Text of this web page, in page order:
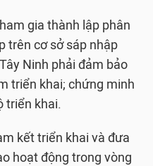
gia thành lập phân
trên cơ sở sáp nhập
Ninh phải đảm bảo
triển khai; chứng minh
triển khai.
kết triển khai và đưa
hoạt động trong vòng